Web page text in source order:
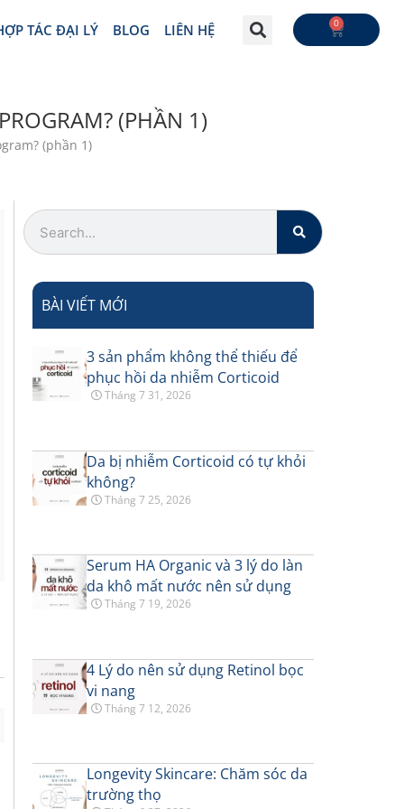
TÁC ĐẠI LÝ BLOG LIÊN HỆ 0
CART
(PHẦN 1)
(phần 1)
Search
BÀI VIẾT MỚI
3 sản phẩm không thể thiếu để
phục hồi da nhiễm Corticoid
Tháng 7 31, 2026
Da bị nhiễm Corticoid có tự khỏi
không?
Tháng 7 25, 2026
Serum HA Organic và 3 lý do làn
da khô mất nước nên sử dụng
Tháng 7 19, 2026
4 Lý do nên sử dụng Retinol bọc
vi nang
Tháng 7 12, 2026
Longevity Skincare: Chăm sóc da
trường thọ